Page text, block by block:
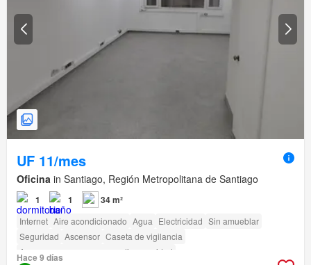
UF 11/mes
Oficina in Santiago, Región Metropolitana de Santiago
1 1 34 m²
Internet Aire acondicionado Agua Electricidad Sin amueblar
Seguridad Ascensor Caseta de vigilancia
Acceso para personas con discapacidad
Hace 9 días